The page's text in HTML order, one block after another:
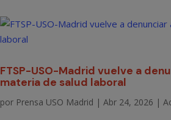
FTSP-USO-Madrid vuelve a
materia de salud laboral
por Prensa USO Madrid |Abr 24, 2026 |